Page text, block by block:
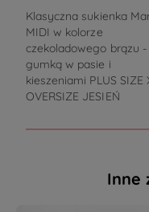
Klasyczna sukienka
MIDI w kolorze
czekoladowego brązu -
gumką w pasie i
kieszeniami PLUS SIZE
OVERSIZE JESIEŃ
Inne